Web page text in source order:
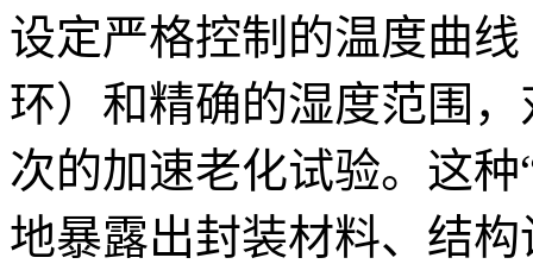
设定严格控制的温度曲
环）和精确的湿度范围
次的加速老化试验。这
地暴露出封装材料、结